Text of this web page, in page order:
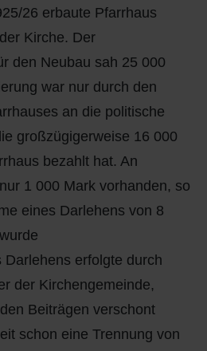
26 erbaute Pfarrhaus
Kirche. Der
den Neubau sah 25 000
war nur durch den
an die politische
großzügigerweise 16 000
bezahlt hat. An
1 000 Mark vorhanden, so
eines Darlehens von 8
erfolgte durch
der Kirchengemeinde,
Beiträgen verschont
schon eine Trennung von